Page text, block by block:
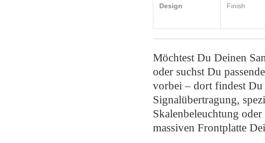
Design Finish
Möchtest Du Deinen
oder suchst Du
vorbei – dort findest
Signalübertragung,
Skalenbeleuchtung
massiven Frontplatte